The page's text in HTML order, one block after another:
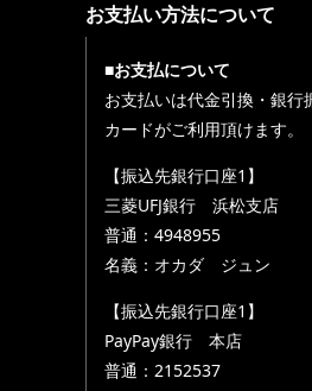
お支払い方法について
■お支払について
お支払いは代金引換・銀行
カードがご利用頂けます。
【振込先銀行口座1】
三菱UFJ銀行 浜松支店
普通：4948955
名義：オカダ ジュン
【振込先銀行口座1】
PayPay銀行 本店
普通：2152537